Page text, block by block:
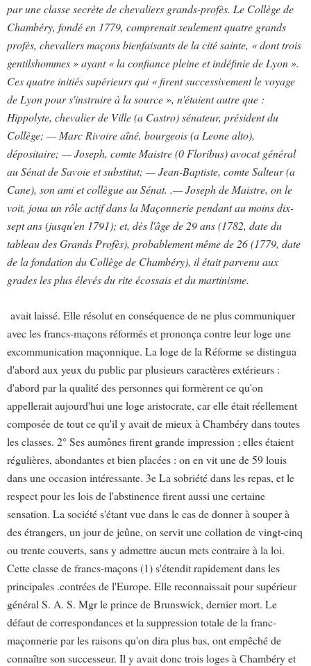
par une classe secrète de chevaliers grands-profès. Le Collège de
Chambéry, fondé en 1779, comprenait seulement quatre grands
profès, chevaliers maçons bienfaisants de la cité sainte, « dont trois
gentilshommes » ayant « la confiance pleine et indéfinie de Lyon ».
Ces quatre initiés supérieurs qui « firent successivement le voyage
de Lyon pour s'instruire à la source », n'étaient autre que :
Hippolyte, chevalier de Ville (a Castro) sénateur, président du
Collège; — Marc Rivoire aîné, bourgeois (a Leone alto),
dépositaire; — Joseph, comte Maistre (0 Floribus) avocat général
au Sénat de Savoie et substitut; — Jean-Baptiste, comte Salteur (a
Cane), son ami et collègue au Sénat. .— Joseph de Maistre, on le
voit, joua un rôle actif dans la Maçonnerie pendant au moins dix-
sept ans (jusqu'en 1791); et, dès l'âge de 29 ans (1782, date du
tableau des Grands Profès), probablement même de 26 (1779, date
de la fondation du Collège de Chambéry), il était parvenu aux
grades les plus élevés du rite écossais et du martinisme.
avait laissé. Elle résolut en conséquence de ne plus communiquer
avec les francs-maçons réformés et prononça contre leur loge une
excommunication maçonnique. La loge de la Réforme se distingua
d'abord aux yeux du public par plusieurs caractères extérieurs :
d'abord par la qualité des personnes qui formèrent ce qu'on
appellerait aujourd'hui une loge aristocrate, car elle était réellement
composée de tout ce qu'il y avait de mieux à Chambéry dans toutes
les classes. 2° Ses aumônes firent grande impression ; elles étaient
régulières, abondantes et bien placées : on en vit une de 59 louis
dans une occasion intéressante. 3e La sobriété dans les repas, et le
respect pour les lois de l'abstinence firent aussi une certaine
sensation. La société s'étant vue dans le cas de donner à souper à
des étrangers, un jour de jeûne, on servit une collation de vingt-cinq
ou trente couverts, sans y admettre aucun mets contraire à la loi.
Cette classe de francs-maçons (1) s'étendit rapidement dans les
principales .contrées de l'Europe. Elle reconnaissait pour supérieur
général S. A. S. Mgr le prince de Brunswick, dernier mort. Le
défaut de correspondances et la suppression totale de la franc-
maçonnerie par les raisons qu'on dira plus bas, ont empêché de
connaître son successeur. Il y avait donc trois loges à Chambéry et